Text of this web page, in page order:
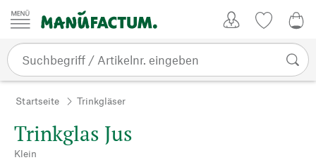
Zum Inhalt springen
Startseite Trinkgläser
Trinkglas Jus
Klein